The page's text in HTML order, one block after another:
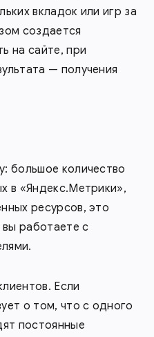
вкладок или игр за
создается
на сайте, при
— получения
большое количество
в «Яндекс.Метрики»,
ресурсов, это
вы работаете с
Если
о том, что с одного
постоянные